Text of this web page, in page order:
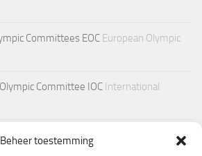
Beheer toestemming
EOC European Olympic
IOC International